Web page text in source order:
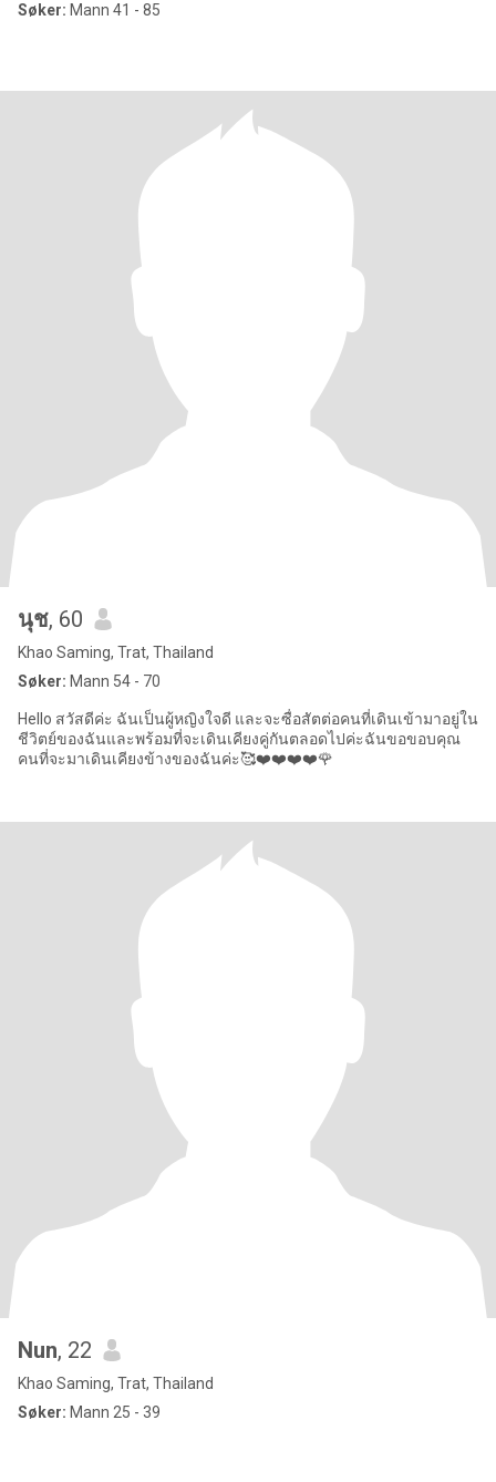
Søker: Mann 41 - 85
นุช, 60
Khao Saming, Trat, Thailand
Søker: Mann 54 - 70
Hello สวัสดีค่ะ ฉันเป็นผู้หญิงใจดี และจะซื่อสัตต่อคนที่เดินเข้ามาอยู่ใน
ชีวิตย์ของฉันและพร้อมที่จะเดินเคียงคู่กันตลอดไปค่ะฉันขอขอบคุณ
คนที่จะมาเดินเคียงข้างของฉันค่ะ🥰❤️❤️❤️❤️🌹
Nun, 22
Khao Saming, Trat, Thailand
Søker: Mann 25 - 39